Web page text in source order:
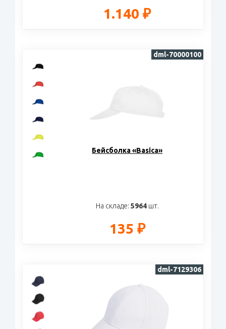
1.140 ₽
Бейсболка «Basica»
На складе: 5964шт.
135 ₽
dml-70000100
dml-7129306